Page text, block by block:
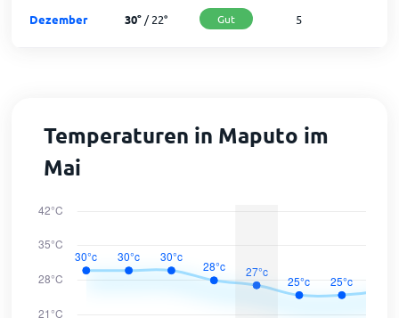
Dezember 30°/22° Gut 5
Temperaturen in Maputo im
Mai